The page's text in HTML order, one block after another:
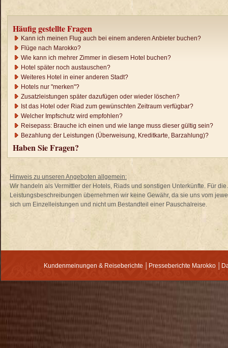
Häufig gestellte Fragen
Kann ich meinen Flug auch bei einem anderen Anbieter buchen?
Flüge nach Marokko?
Wie kann ich mehrer Zimmer in diesem Hotel buchen?
Hotel später noch austauschen?
Weiteres Hotel in einer anderen Stadt?
Hotels nur "merken"?
Zusatzleistungen später dazufügen oder wieder löschen?
Ist das Hotel oder Riad zum gewünschten Zeitraum verfügbar?
Welcher Impfschutz wird empfohlen?
Reisepass: Brauche ich einen und wie lange muss dieser gültig sein?
Bezahlung der Leistungen (Überweisung, Kreditkarte, Barzahlung)?
Haben Sie Fragen?
Hinweis zu unseren Angeboten allgemein:
Wir handeln als Vermittler der Hotels, Riads und sonstigen Unterkünfte. Für
Leistungsbeschreibungen übernehmen wir keine Gewähr, da sie uns vom
sich um Einzelleistungen und nicht um Bestandteil einer Pauschalreise.
Kundenmeinungen & Reiseberichte Presseberichte Marokko